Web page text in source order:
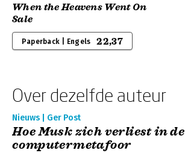
When the Heavens Went On
Sale
Paperback | Engels 22,37
Over dezelfde auteur
Nieuws | Ger Post
Hoe Musk zich verliest in de
computermetafoor